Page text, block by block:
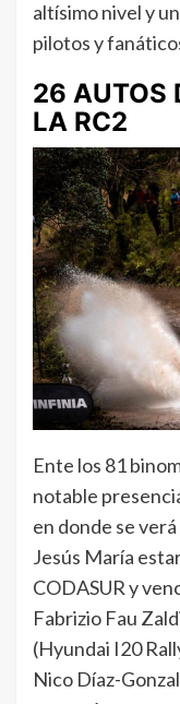
altísimo nivel y
pilotos y
26 AUTOS
LA RC2
Ente los 81
notable
en donde se
Jesús María
CODASUR y
Fabrizio Fau
(Hyundai I20
Nico Díaz-